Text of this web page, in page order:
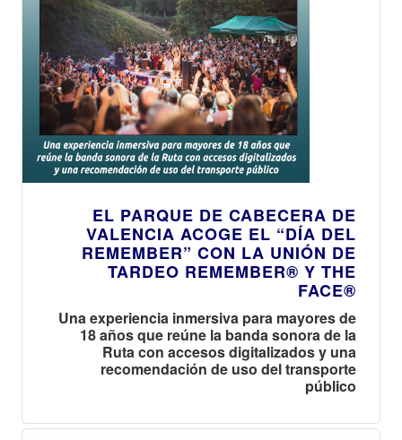
EL PARQUE DE CABECERA DE
VALENCIA ACOGE EL “DÍA DEL
REMEMBER” CON LA UNIÓN DE
TARDEO REMEMBER® Y THE
FACE®
Una experiencia inmersiva para mayores de
18 años que reúne la banda sonora de la
Ruta con accesos digitalizados y una
recomendación de uso del transporte
público